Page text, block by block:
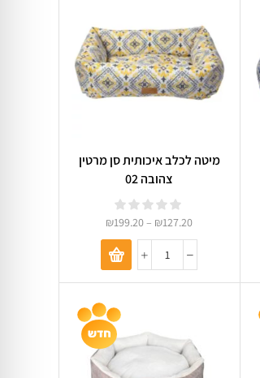
מיטה לכלב איכותית סן מרטין
צהובה 02
₪127.20
–
₪199.20